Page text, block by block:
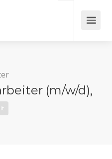
(m/w/d),